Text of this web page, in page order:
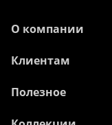
О компании
Клиентам
Полезное